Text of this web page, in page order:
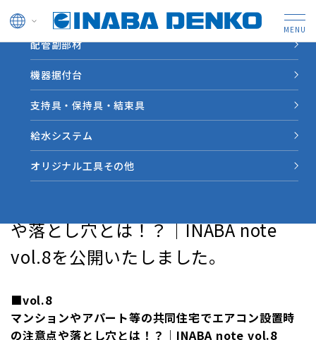
ドレン管
配管副部材
機器据付台
支持具・保持具・結束具
給水システム
オリジナル工具その他
HOME
新着情報
共同住宅でエアコン設置時の注意点や落とし穴とは！？｜
INABA note vol.8を公開いたしました。
新着情報
2023.08.29 更新情報
や落とし穴とは！？｜INABA note
vol.8を公開いたしました。
■vol.8
マンションやアパート等の共同住宅でエアコン設置時
の注意点や落とし穴とは！？ ｜INABA note vol.8